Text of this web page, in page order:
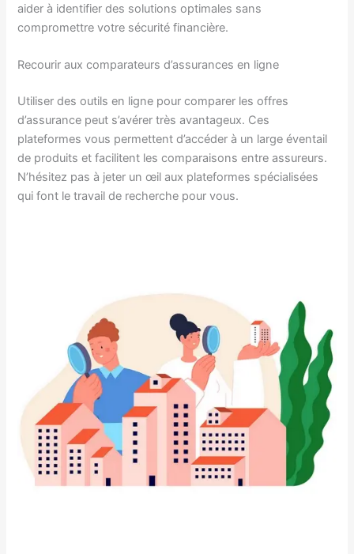
aider à identifier des solutions optimales sans
compromettre votre sécurité financière.
Recourir aux comparateurs d’assurances en ligne
Utiliser des outils en ligne pour comparer les offres
d’assurance peut s’avérer très avantageux. Ces
plateformes vous permettent d’accéder à un large éventail
de produits et facilitent les comparaisons entre assureurs.
N’hésitez pas à jeter un œil aux plateformes spécialisées
qui font le travail de recherche pour vous.